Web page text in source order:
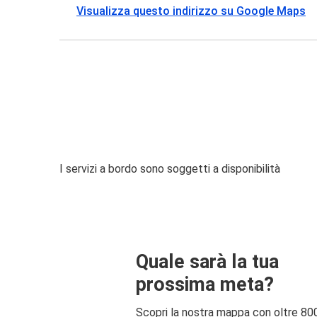
Visualizza questo indirizzo su Google Maps
I servizi a bordo sono soggetti a disponibilità
Quale sarà la tua
prossima meta?
Scopri la nostra mappa con oltre